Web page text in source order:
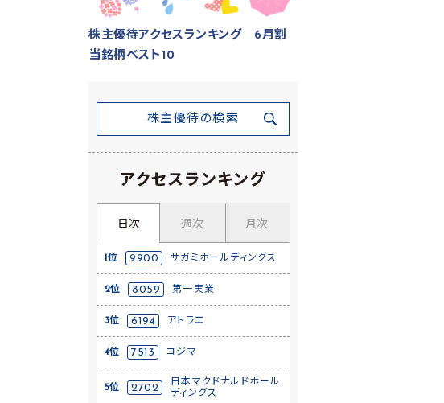
株主優待アクセスランキング 6月割
当銘柄ベスト10
株主優待の検索
アクセスランキング
日次 週次 月次
1位 9900 サガミホールディングス
2位 8059 第一実業
3位 6194 アトラエ
4位 7513 コジマ
5位 2702
日本マクドナルドホール
ディングス